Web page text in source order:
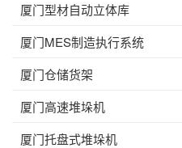
厦门型材自动立体库
厦门MES制造执行系统
厦门仓储货架
厦门高速堆垛机
厦门托盘式堆垛机